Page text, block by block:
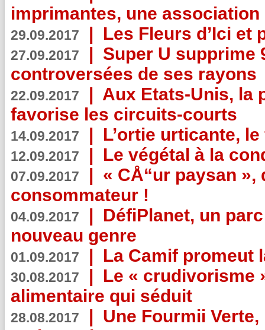
imprimantes, une
29.09.2017 | Les Fleurs d’Ici et
27.09.2017 | Super U supprime
controversées de ses rayons
22.09.2017 | Aux Etats-Unis, la
favorise les circuits-courts
14.09.2017 | L’ortie urticante,
12.09.2017 | Le végétal à la
07.09.2017 | « CÅ“ur paysan
consommateur !
04.09.2017 | DéfiPlanet, un
nouveau genre
01.09.2017 | La Camif promeut
30.08.2017 | Le « crudivorisme
alimentaire qui séduit
28.08.2017 | Une Fourmii